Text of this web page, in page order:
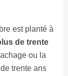
est planté à
de trente
ou la
trente ans